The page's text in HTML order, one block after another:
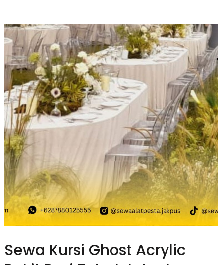
Sewa Kursi Ghost Acrylic